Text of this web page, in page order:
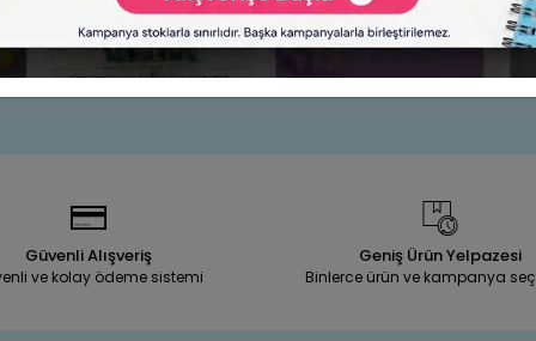
165,00 TL
Adet
Sepete Ekle
Güvenli Alışveriş
ve kolay ödeme sistemi
Geniş Ürün Yelpazesi
Binlerce ürün ve kampanya